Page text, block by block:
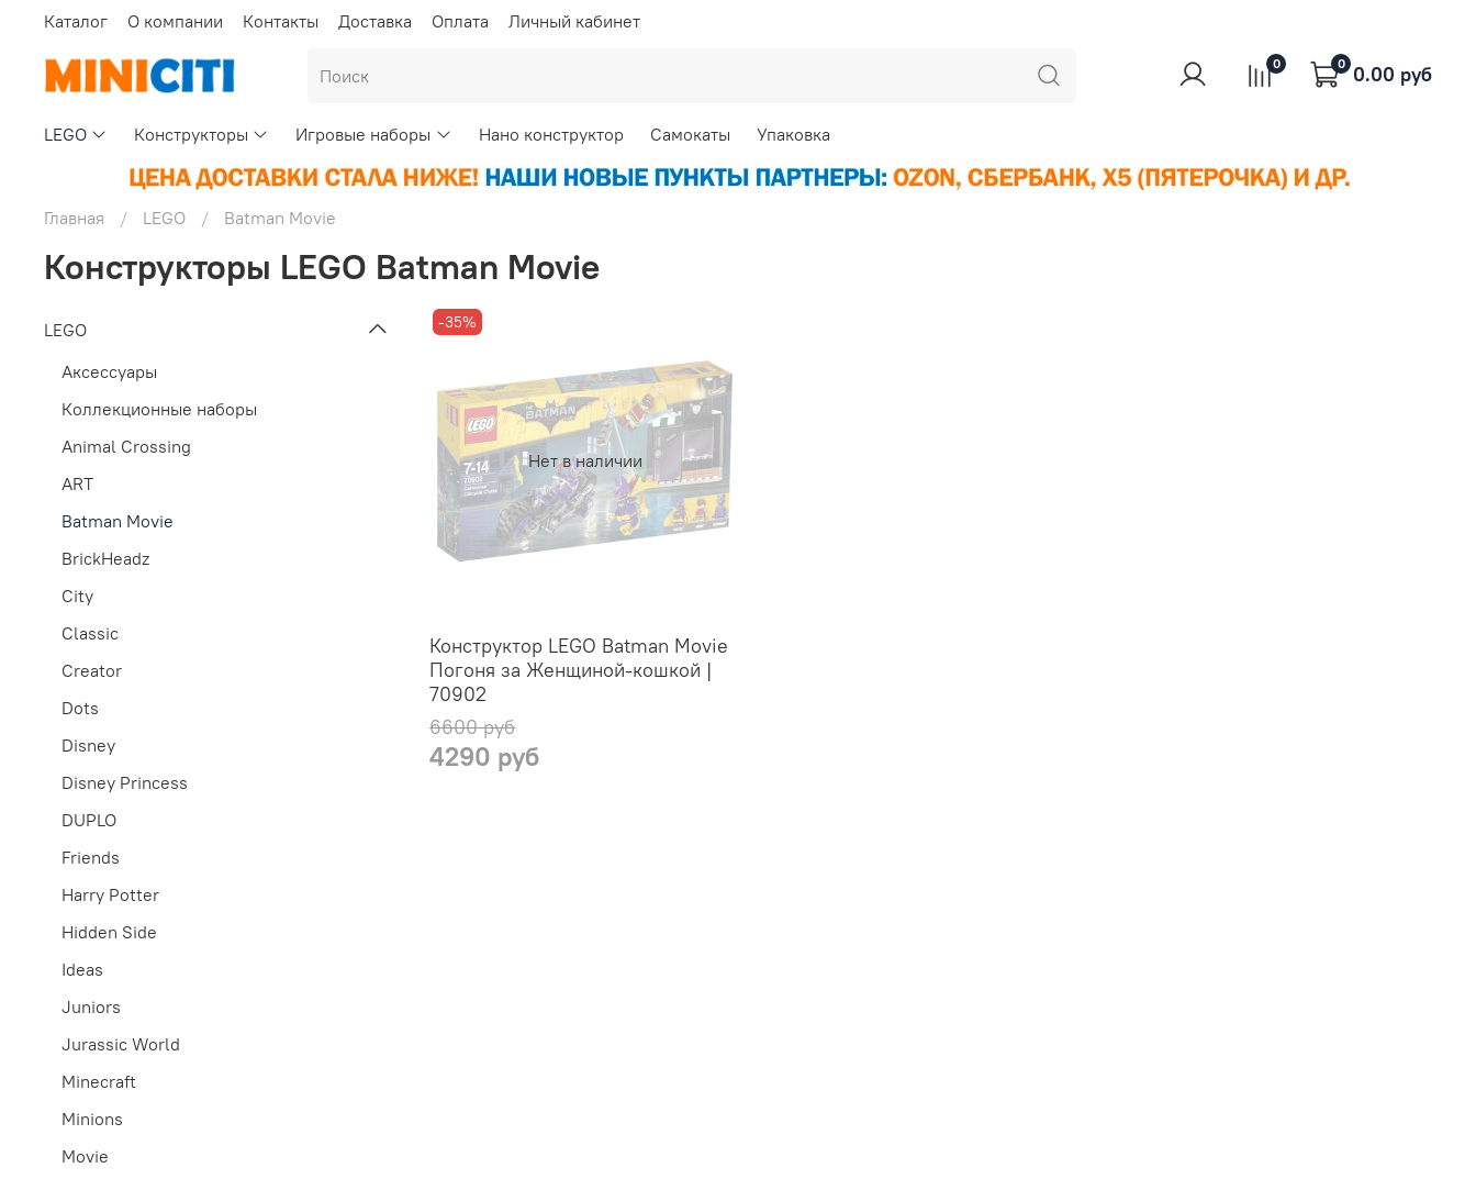
Каталог О компании Контакты Доставка Оплата Личный кабинет
0 0 0.00 руб
LEGO Конструкторы Игровые наборы Нано конструктор Самокаты Упаковка
Главная LEGO Batman Movie
Конструкторы LEGO Batman Movie
Нет в наличии
-35%
Конструктор LEGO Batman Movie
Погоня за Женщиной-кошкой |
70902
6600 руб
4290 руб
LEGO
Аксессуары
Коллекционные наборы
Animal Crossing
ART
Batman Movie
BrickHeadz
City
Classic
Creator
Dots
Disney
Disney Princess
DUPLO
Friends
Harry Potter
Hidden Side
Ideas
Juniors
Jurassic World
Minecraft
Minions
Movie